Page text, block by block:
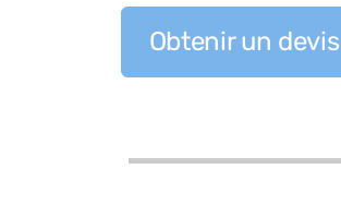
Obtenir un devis